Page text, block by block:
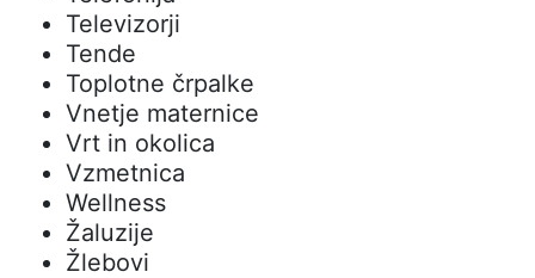
Televizorji
Tende
Toplotne črpalke
Vnetje maternice
Vrt in okolica
Vzmetnica
Wellness
Žaluzije
Žlebovi